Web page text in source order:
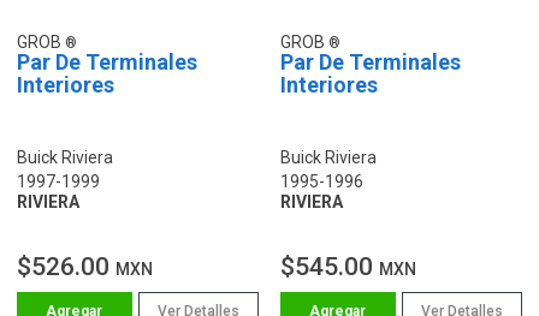
GROB
Par De Terminales
Interiores
Buick Riviera
1997-1999
RIVIERA
$526.00 MXN
Ver Detalles
GROB
Par De Terminales
Interiores
Buick Riviera
1995-1996
RIVIERA
$545.00 MXN
Ver Detalles